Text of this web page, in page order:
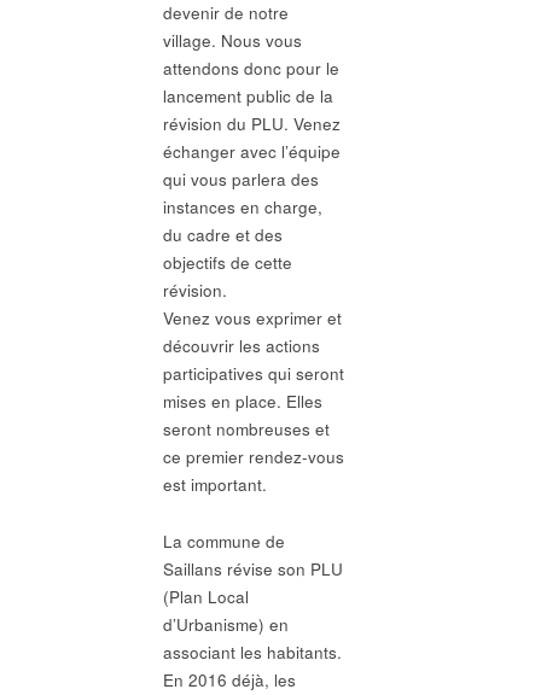
devenir de notre
village. Nous vous
attendons donc pour le
lancement public de la
révision du PLU. Venez
échanger avec l’équipe
qui vous parlera des
instances en charge,
du cadre et des
objectifs de cette
révision.
Venez vous exprimer et
découvrir les actions
participatives qui seront
mises en place. Elles
seront nombreuses et
ce premier rendez-vous
est important.
La commune de
Saillans révise son PLU
(Plan Local
d’Urbanisme) en
associant les habitants.
En 2016 déjà, les